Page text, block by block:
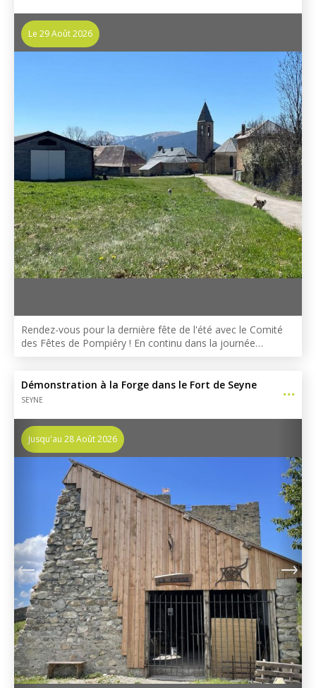
Le 29 Août 2026
Rendez-vous pour la dernière fête de l'été avec le Comité
des Fêtes de Pompiéry ! En continu dans la journée…
Démonstration à la Forge dans le Fort de Seyne
SEYNE
Jusqu'au 28 Août 2026